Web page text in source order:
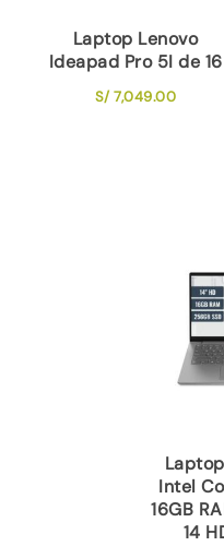
Laptop Lenovo
Ideapad Pro 5I de 16
S/7,049.00
Intel
16GB
14